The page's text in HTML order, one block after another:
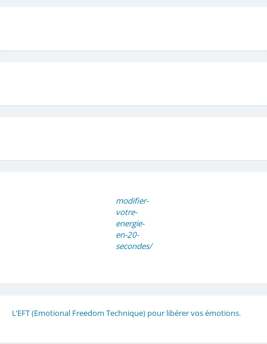
modifier-
votre-
energie-
en-20-
secondes/
L’EFT (Emotional Freedom Technique) pour libérer vos émotions.